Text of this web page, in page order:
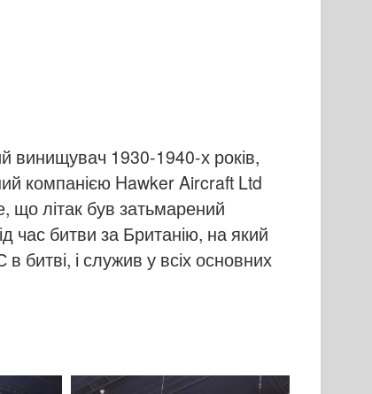
винищувач 1930-1940-х років,
компанією Hawker Aircraft Ltd
літак був затьмарений
час битви за Британію, на який
битві, і служив у всіх основних